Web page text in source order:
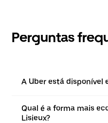
Perguntas
A Uber está disponível
Qual é a forma mais
Lisieux?